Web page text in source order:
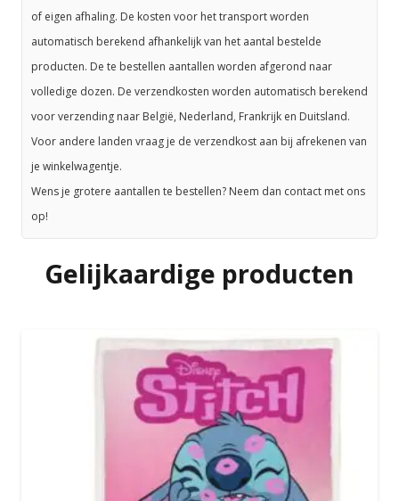
of eigen afhaling. De kosten voor het transport worden
automatisch berekend afhankelijk van het aantal bestelde
producten. De te bestellen aantallen worden afgerond naar
volledige dozen. De verzendkosten worden automatisch berekend
voor verzending naar België, Nederland, Frankrijk en Duitsland.
Voor andere landen vraag je de verzendkost aan bij afrekenen van
je winkelwagentje.
Wens je grotere aantallen te bestellen? Neem dan contact met ons
op!
Gelijkaardige producten